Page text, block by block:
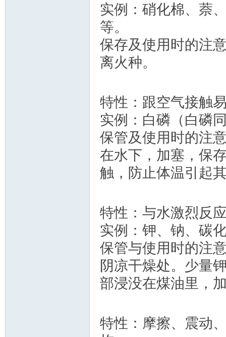
实例：硝化棉、萘
等。
保存及使用时的注
离火种。
特性：跟空气接触
实例：白磷（白磷
保管及使用时的注
在水下，加塞，保
触，防止体温引起
特性：与水激烈反
实例：钾、钠、碳
保管与使用时的注
阴凉干燥处。少量
部浸没在煤油里，
特性：摩擦、震动